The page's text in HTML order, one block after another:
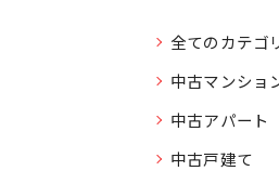
全てのカテゴ
中古マンショ
中古アパート
中古戸建て